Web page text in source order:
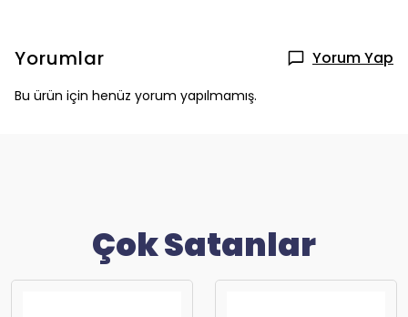
Yorumlar Yorum Yap
Bu ürün için henüz yorum yapılmamış.
Çok Satanlar